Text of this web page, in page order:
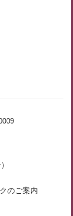
のご案内